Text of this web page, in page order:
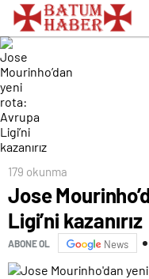
179 okunma
Jose
Ligi’ni kazanırız
ABONE OL News